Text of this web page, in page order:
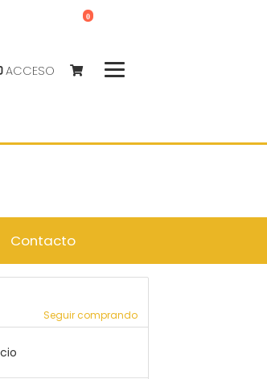
ACCESO
0
Contacto
Seguir comprando